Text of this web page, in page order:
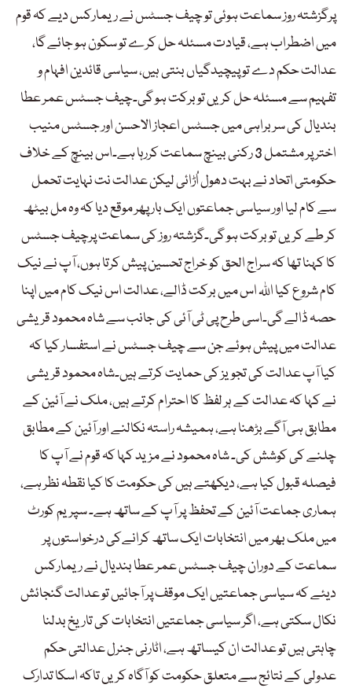
پرگزشتہ روز سماعت ہوئی تو چیف جسٹس نے ریمارکس دیے کہ قوم
میں اضطراب ہے، قیادت مسئلہ حل کرے تو سکون ہو جائے گا،
عدالت حکم دے تو پیچیدگیاں بنتی ہیں، سیاسی قائدین افہام و
تفہیم سے مسئلہ حل کریں تو برکت ہو گی۔چیف جسٹس عمر عطا
بندیال کی سربراہی میں جسٹس اعجاز الاحسن اور جسٹس منیب
اختر پر مشتمل 3 رکنی بینچ سماعت کررہا ہے۔اس بینچ کے خلاف
حکومتی اتحاد نے بہت دھول اُڑائی لیکن عدالت نت نہایت تحمل
سے کام لیا اور سیاسی جماعتوں ایک بار پھر موقع دیا کہ وہ مل بیٹھ
کر طے کریں تو برکت ہو گی۔گزشتہ روز کی سماعت پرچیف جسٹس
کا کہنا تھا کہ سراج الحق کو خراج تحسین پیش کرتا ہوں، آپ نے نیک
کام شروع کیا اللہ اس میں برکت ڈالے، عدالت اس نیک کام میں اپنا
حصہ ڈالے گی۔اسی طرح پی ٹی آئی کی جانب سے شاہ محمود قریشی
عدالت میں پیش ہوئے جن سے چیف جسٹس نے استفسار کیا کہ
کیا آپ عدالت کی تجویز کی حمایت کرتے ہیں۔شاہ محمود قریشی
نے کہا کہ عدالت کے ہر لفظ کا احترام کرتے ہیں، ملک نے آئین کے
مطابق ہی آگے بڑھنا ہے، ہمیشہ راستہ نکالنے اور آئین کے مطابق
چلنے کی کوشش کی۔ شاہ محمود نے مزید کہا کہ قوم نے آپ کا
فیصلہ قبول کیا ہے، دیکھتے ہیں کی حکومت کا کیا نقطہ نظر ہے،
ہماری جماعت آئین کے تحفظ پر آپ کے ساتھ ہے۔ سپریم کورٹ
میں ملک بھر میں انتخابات ایک ساتھ کرانےکی درخواستوں پر
سماعت کے دوران چیف جسٹس عمر عطا بندیال نے ریمارکس
دیئے کہ سیاسی جماعتیں ایک موقف پر آجائیں تو عدالت گنجائش
نکال سکتی ہے، اگر سیاسی جماعتیں انتخابات کی تاریخ بدلنا
چاہتی ہیں تو عدالت ان کیساتھ ہے، اٹارنی جنرل عدالتی حکم
عدولی کے نتائج سے متعلق حکومت کو آگاہ کریں تاکہ اسکا تدارک